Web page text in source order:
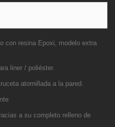
con resina Epoxi, modelo extra
liner / poliéster.
atornillada a la pared.
a su completo relleno de